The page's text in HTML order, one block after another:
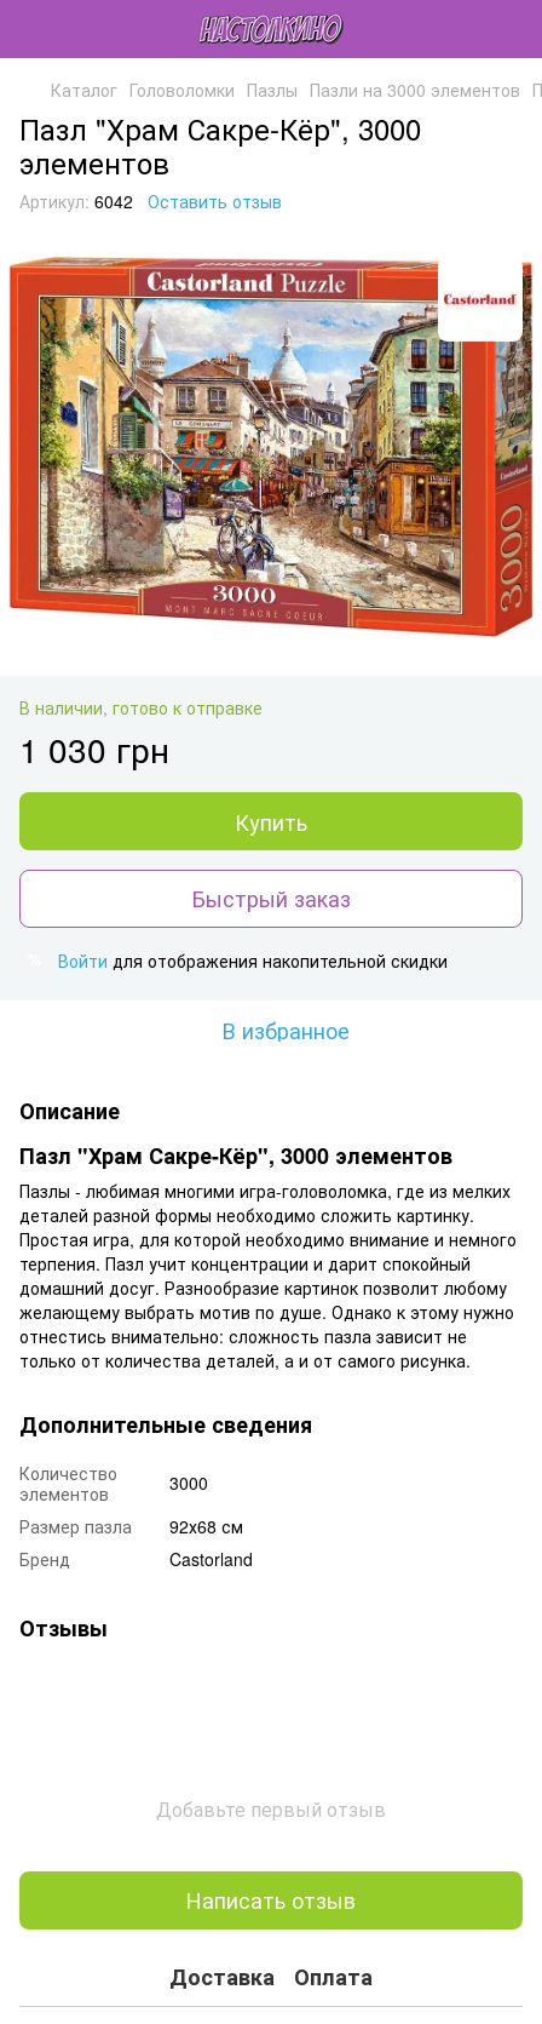
Каталог Головоломки Пазлы Пазли на 3000 элементов
Пазл "Храм Сакре-Кёр", 3000
элементов
Артикул: 6042 Оставить отзыв
В наличии, готово к отправке
1 030 грн
Купить
Быстрый заказ
Войти для отображения накопительной скидки
В избранное
Описание
Пазл "Храм Сакре-Кёр", 3000 элементов
Пазлы - любимая многими игра-головоломка, где из мелких
деталей разной формы необходимо сложить картинку.
Простая игра, для которой необходимо внимание и немного
терпения. Пазл учит концентрации и дарит спокойный
домашний досуг. Разнообразие картинок позволит любому
желающему выбрать мотив по душе. Однако к этому нужно
отнестись внимательно: сложность пазла зависит не
только от количества деталей, а и от самого рисунка.
Дополнительные сведения
Количество
элементов
3000
Размер пазла
92х68 см
Бренд
Castorland
Отзывы
Добавьте первый отзыв
Написать отзыв
Доставка Оплата